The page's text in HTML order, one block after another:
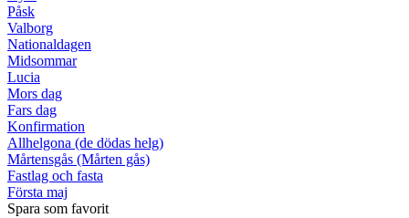
Påsk
Valborg
Nationaldagen
Midsommar
Lucia
Mors dag
Fars dag
Konfirmation
Allhelgona (de dödas helg)
Mårtensgås (Mårten gås)
Fastlag och fasta
Första maj
Spara som favorit